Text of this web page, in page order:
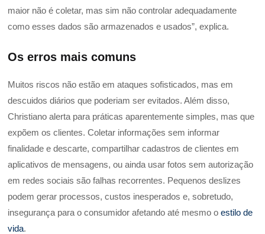
maior não é coletar, mas sim não controlar adequadamente
como esses dados são armazenados e usados”, explica.
Os erros mais comuns
Muitos riscos não estão em ataques sofisticados, mas em
descuidos diários que poderiam ser evitados. Além disso,
Christiano alerta para práticas aparentemente simples, mas que
expõem os clientes. Coletar informações sem informar
finalidade e descarte, compartilhar cadastros de clientes em
aplicativos de mensagens, ou ainda usar fotos sem autorização
em redes sociais são falhas recorrentes. Pequenos deslizes
podem gerar processos, custos inesperados e, sobretudo,
insegurança para o consumidor afetando até mesmo o estilo de
vida.